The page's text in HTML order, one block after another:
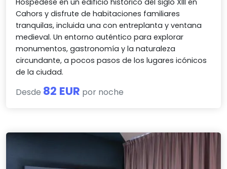
Cahors y disfrute de habitaciones familiares
tranquilas, incluida una con entreplanta y ventana
medieval. Un entorno auténtico para explorar
monumentos, gastronomía y la naturaleza
circundante, a pocos pasos de los lugares icónicos
de la ciudad.
Desde 82 EUR por noche